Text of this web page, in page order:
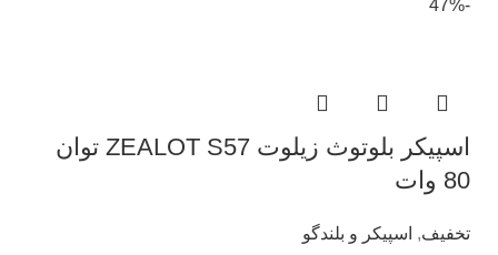
-47%
اسپیکر بلوتوث زیلوت ZEALOT S57 توان
80 وات
تخفیف, اسپیکر و بلندگو